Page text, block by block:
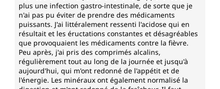
et joue un rôle dans les processus de
division et de spécialisation cellulaires
Le magnésium
contribue :
plus une infection gastro-intestinale, de sorte que je
n'ai pas pu éviter de prendre des médicaments
puissants. J'ai littéralement ressenti l'acidose qui en
résultait et les éructations constantes et désagréables
que provoquaient les médicaments contre la fièvre.
Peu après, j'ai pris des comprimés alcalins,
régulièrement tout au long de la journée et jusqu'à
aujourd'hui, qui m'ont redonné de l'appétit et de
l'énergie. Les minéraux ont également normalisé la